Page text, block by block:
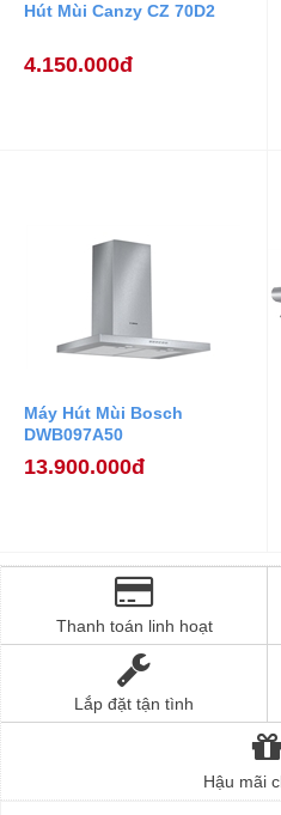
Hút Mùi Canzy CZ 70D2
4.150.000đ
Máy Hút Mùi Bosch
DWB097A50
13.900.000đ
Thanh toán linh hoạt
Lắp đặt tận tình
Hậu mãi